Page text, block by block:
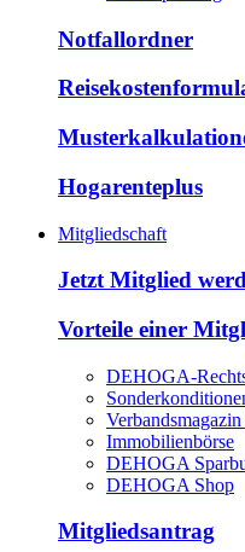
Notfallordner
Hogarenteplus
Mitgliedschaft
Jetzt Mitglied
Vorteile einer
DEHOGA-
Immobilienbörse
DEHOGA
DEHOGA Shop
Mitgliedsantrag